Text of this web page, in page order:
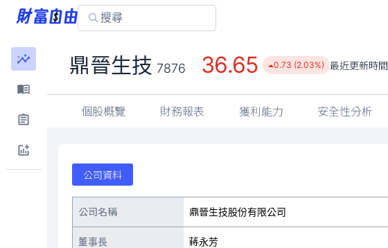
鼎晉生技 7876 36.65 0.73 (2.03%) 最近更新時間
個股概覽 財務報表 獲利能力 安全性分析
公司資料
公司名稱 鼎晉生技股份有限公司
董事長 蔣永芳